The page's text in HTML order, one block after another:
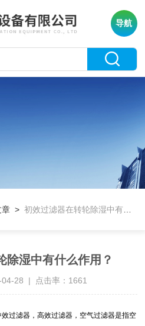
导航
章 >初效过滤器在转轮除湿中有什么作用？
除湿中有什么作用？
04-28 | 点击率：1661
过滤器，高效过滤器，空气过滤器是指空